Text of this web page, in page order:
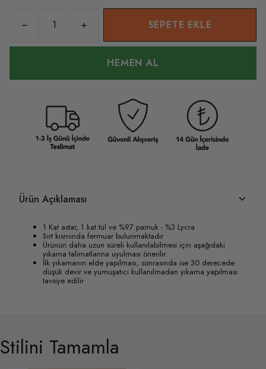
SEPETE EKLE
HEMEN AL
Ürün Açıklaması
1 Kat astar, 1 kat tül ve %97 pamuk - %3 Lycra
Sırt kısmında fermuar bulunmaktadır
Ürünün daha uzun süreli kullanılabilmesi için aşağıdaki
yıkama talimatlarına uyulması önerilir
İlk yıkamanın elde yapılması, sonrasında ise 30 derecede
düşük devir ve yumuşatıcı kullanılmadan yıkama yapılması
tavsiye edilir
Stilini Tamamla